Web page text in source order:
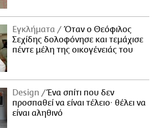
Εγκλήματα
Όταν ο Θεόφιλος
Σεχίδης δολοφόνησε και τεμάχισε
πέντε μέλη της οικογένειάς του
Design
Ένα σπίτι που δεν
προσπαθεί να είναι τέλειο· θέλει να
είναι αληθινό